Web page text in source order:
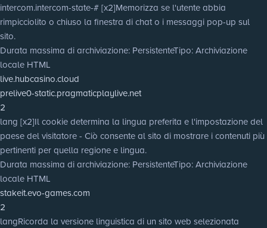
intercom.intercom-state-# [x2]Memorizza se l'utente abbia
rimpicciolito o chiuso la finestra di chat o i messaggi pop-up sul
sito.
Durata massima di archiviazione: PersistenteTipo: Archiviazione
locale HTML
live.hubcasino.cloud
prelive0-static.pragmaticplaylive.net
2
lang [x2]Il cookie determina la lingua preferita e l'impostazione del
paese del visitatore - Ciò consente al sito di mostrare i contenuti più
pertinenti per quella regione e lingua.
Durata massima di archiviazione: PersistenteTipo: Archiviazione
locale HTML
stakeit.evo-games.com
2
langRicorda la versione linguistica di un sito web selezionata